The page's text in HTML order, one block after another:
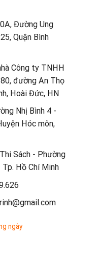
Đường Ung
Quận Bình
Công ty TNHH
đường An Thọ
Hoài Đức, HN
Nhị Bình 4 -
Hóc môn,
Sách - Phường
Tp. Hồ Chí Minh
ngày